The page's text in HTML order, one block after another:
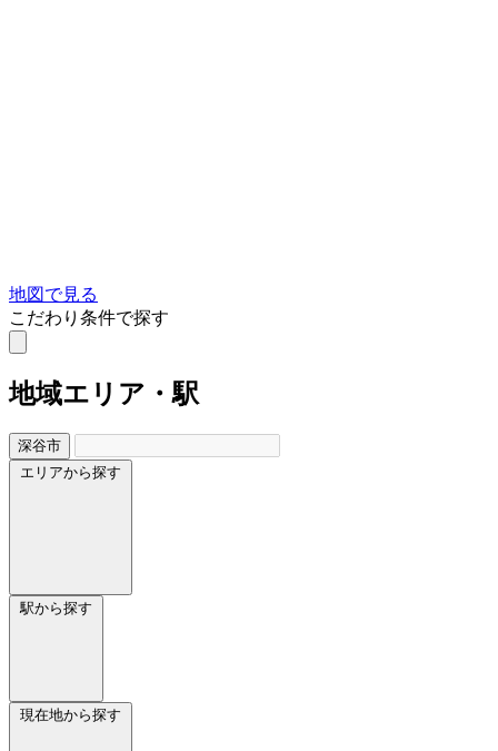
地図で見る
こだわり条件で探す
地域エリア・駅
深谷市
エリアから探す
駅から探す
現在地から探す